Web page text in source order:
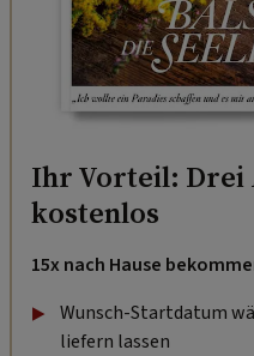
Ihr Vorteil: Drei
kostenlos
15x nach Hause
Wunsch-Startdatum
liefern lassen